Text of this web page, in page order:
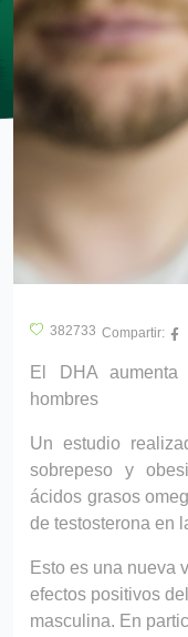
?>
382733 Compartir:
El DHA
hombres
Un estudio
sobrepeso y
ácidos grasos
de testosterona en
Esto es una nueva
efectos positivos
masculina. En